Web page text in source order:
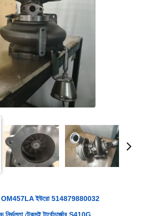
OM457LA ইউরো 514879880032